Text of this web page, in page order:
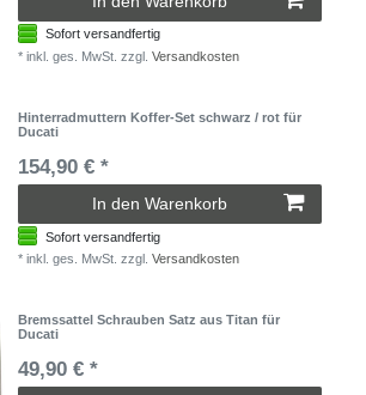
Sofort versandfertig
*inkl. ges. MwSt. zzgl.Versandkosten
Hinterradmuttern Koffer-Set schwarz / rot für
Ducati
154,90 € *
In den Warenkorb
Sofort versandfertig
*inkl. ges. MwSt. zzgl.Versandkosten
Bremssattel Schrauben Satz aus Titan für
Ducati
49,90 € *